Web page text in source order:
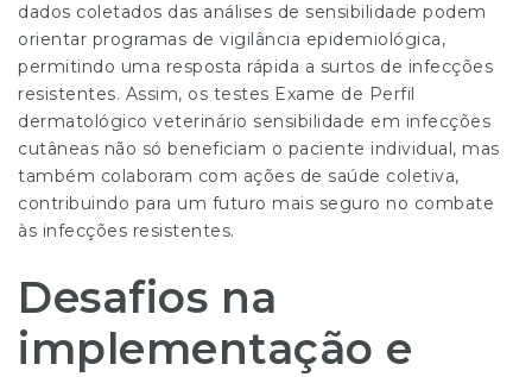
dados coletados das análises de sensibilidade podem
orientar programas de vigilância epidemiológica,
permitindo uma resposta rápida a surtos de infecções
resistentes. Assim, os testes Exame de Perfil
dermatológico veterinário sensibilidade em infecções
cutâneas não só beneficiam o paciente individual, mas
também colaboram com ações de saúde coletiva,
contribuindo para um futuro mais seguro no combate
às infecções resistentes.
Desafios na
implementação e